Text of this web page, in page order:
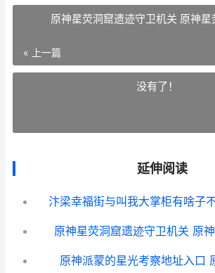
原神星荧洞窟遗迹守卫机关 原神星
« 上一篇
没有了！
延伸阅读
原神星荧洞窟遗迹守卫机关 原
原神派蒙的星光考察地址入口